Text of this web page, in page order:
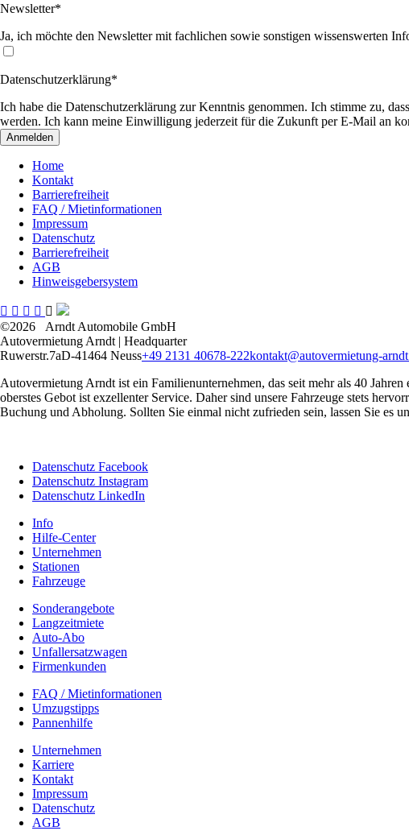
Newsletter*
Ja, ich möchte den Newsletter mit fachlichen sowie sonstigen wissenswerten
Datenschutzerklärung*
Ich habe die Datenschutzerklärung zur Kenntnis genommen. Ich stimme zu,
werden. Ich kann meine Einwilligung jederzeit für die Zukunft per E-Mail an
Anmelden
Home
Kontakt
Barrierefreiheit
FAQ / Mietinformationen
Impressum
Datenschutz
Barrierefreiheit
AGB
Hinweisgebersystem
©2026 Arndt Automobile GmbH
Autovermietung Arndt | Headquarter
Ruwerstr.7aD-41464 Neuss+49 2131 40678-222kontakt@autovermietung-
Autovermietung Arndt ist ein Familienunternehmen, das seit mehr als 40
oberstes Gebot ist exzellenter Service. Daher sind unsere Fahrzeuge stets
Buchung und Abholung. Sollten Sie einmal nicht zufrieden sein, lassen Sie es
Datenschutz Facebook
Datenschutz Instagram
Datenschutz LinkedIn
Info
Hilfe-Center
Unternehmen
Stationen
Fahrzeuge
Sonderangebote
Langzeitmiete
Auto-Abo
Unfallersatzwagen
Firmenkunden
FAQ / Mietinformationen
Umzugstipps
Pannenhilfe
Unternehmen
Karriere
Kontakt
Impressum
Datenschutz
AGB